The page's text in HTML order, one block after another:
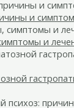
и
и